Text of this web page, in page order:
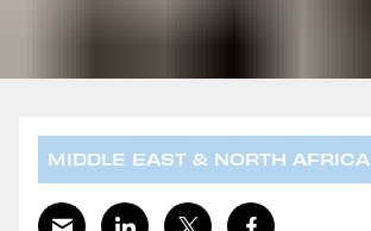
MIDDLE EAST & NORTH AFRICA